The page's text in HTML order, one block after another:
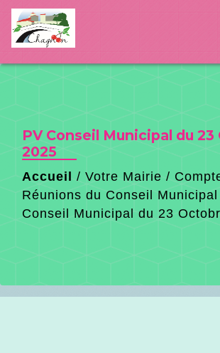
PV Conseil Municipal du
2025
Accueil / Votre Mairie /
Réunions du Conseil Municipal
Conseil Municipal du 23